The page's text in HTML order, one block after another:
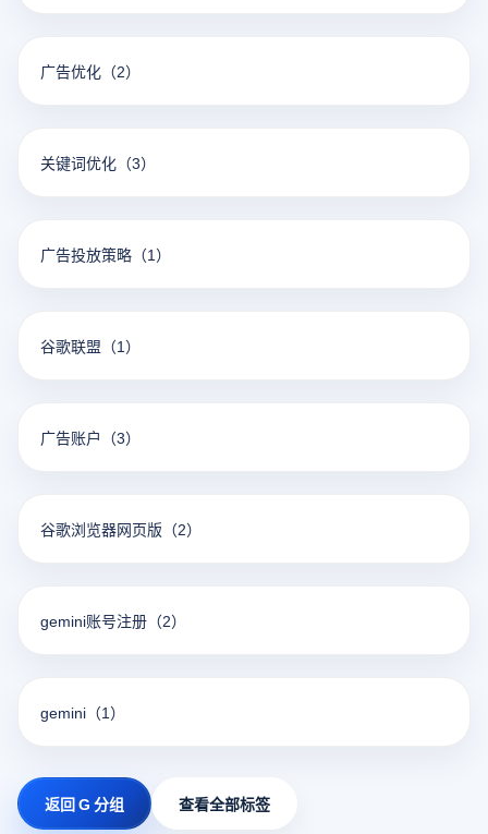
广告优化 （2）
关键词优化 （3）
广告投放策略 （1）
谷歌联盟 （1）
广告账户 （3）
谷歌浏览器网页版 （2）
gemini账号注册 （2）
gemini （1）
返回 G 分组 查看全部标签